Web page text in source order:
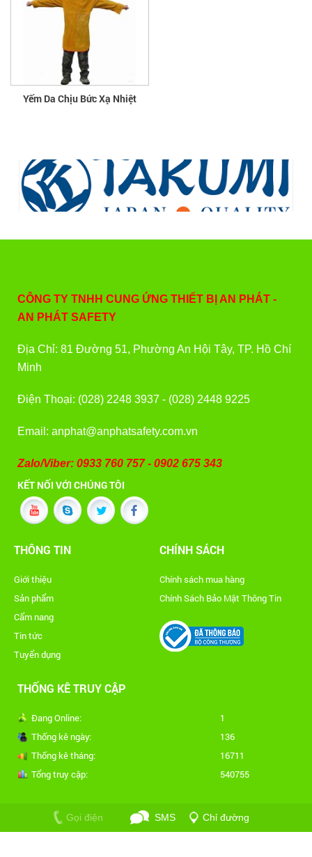
Yếm Da Chịu Bức Xạ Nhiệt
CÔNG TY TNHH CUNG ỨNG THIẾT BỊ AN PHÁT -
AN PHÁT SAFETY
Địa Chỉ: 81 Đường 51, Phường An Hội Tây, TP. Hồ Chí
Minh
Điện Thoại: (028) 2248 3937 - (028) 2448 9225
Email: anphat@anphatsafety.com.vn
Zalo/Viber: 0933 760 757 - 0902 675 343
KẾT NỐI VỚI CHÚNG TÔI
THÔNG TIN
Giới thiệu
Sản phẩm
Cẩm nang
Tin tức
Tuyển dụng
CHÍNH SÁCH
Chính sách mua hàng
Chính Sách Bảo Mật Thông Tin
THỐNG KÊ TRUY CẬP
Đang Online:
1
Thống kê ngày:
136
Thống kê tháng:
16711
Tổng truy cập:
540755
Copyright © 2018 An Phát. All Rights Reserved. Designed by Nina
Gọi điện SMS Chỉ đường